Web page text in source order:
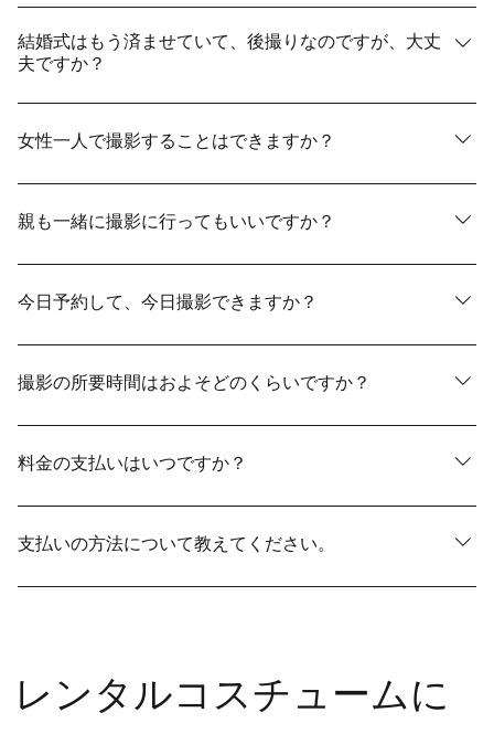
専用駐車場のご用意がございます。満車の場合は近隣の
コインパーキングなどのご利用をお願いいたします。
結婚式はもう済ませていて、後撮りなのですが、大丈
夫ですか？
はい、もちろん大丈夫です。結婚式の前撮り・後撮りだ
けでなく、1周年記念や10周年記念など、さまざまな記念
女性一人で撮影することはできますか？
はい。お1人様でも承っております。料金も変わりませ
ん。
親も一緒に撮影に行ってもいいですか？
はい、承ります（プランにより有料）。ご希望であれば
ご一緒に写っていただけます。お越しになるご人数を事
いますので、スムーズにご案内できるように親御様のご
来店時刻については、お問い合わせください。
今日予約して、今日撮影できますか？
基本的には事前(別日）に衣裳試着を承っておりますが、
ご予約状況によって承れる場合もございますので、お電
撮影の所要時間はおよそどのくらいですか？
プランによって異なりますが、当日ご来店からご出発ま
ではおよそ4時間です。
料金の支払いはいつですか？
お支払いは事前（別日）の衣裳合わせの際に、内金とし
て10,000円（税込11,000円）をお預かりし、残金を撮影
支払いの方法について教えてください。
『店頭での現金支払い』・『クレジットカード（VISA・
レンタルコスチュームに